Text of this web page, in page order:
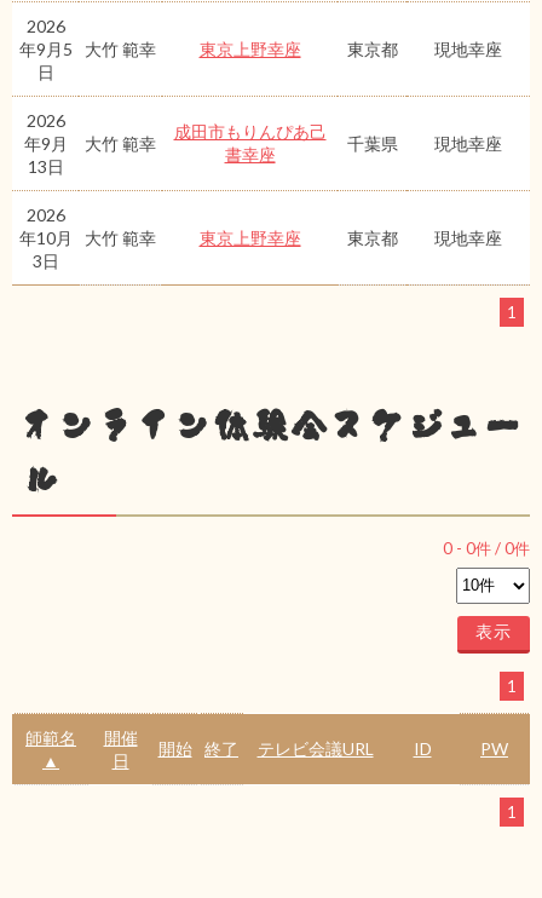
2026
年9月5
日
大竹 範幸 東京上野幸座 東京都 現地幸座
2026
年9月
13日
大竹 範幸
成田市もりんぴあ己
書幸座
千葉県 現地幸座
2026
年10月
3日
大竹 範幸 東京上野幸座 東京都 現地幸座
1
オンライン体験会スケジュー
ル
0 - 0件 /0件
1
師範名
▲
開催
日
開始 終了 テレビ会議URL ID PW
1